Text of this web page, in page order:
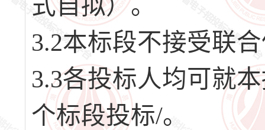
式自拟）。
3.2本标段不接受联
3.3各投标人均可就
个标段投标/。